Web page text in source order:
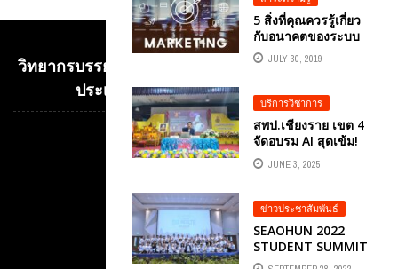
5 สิ่งที่คุณควรรู้เกี่ยว
กับอนาคตของระบบ
อัตโนมัติทางการ
ตลาดในยุคดิจิทัล
JULY 30, 2019
บริการวิชาการ
สพป.เชียงราย เขต 4
จัดอบรม AI สุดเข้ม!
ยกระดับผู้นำและครู สู่
ยุคดิจิทัลเต็มตัว โดย
สุขสีดา วิทยากรผู้ทรง
คุณวุฒิด้าน AI ปัญญา
ประดิษฐ์
JUNE 3, 2025
ข่าวประชาสัมพันธ์
SEAOHUN 2022
STUDENT SUMMIT
มุ่งเสริมแกร่งเยาวชน
วิทยากรบรรยาย E-COMMERCE เพื่อการค้าระหว่าง
ประเทศ อ.ดร.ต้นรัก ธวัชชัย สุขสีดา